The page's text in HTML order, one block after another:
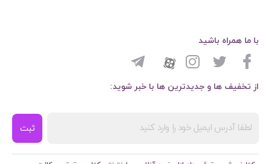
از تخفیف ها و جدیدترین ها با خبر شوید:
ثبت
با ما همراه باشید